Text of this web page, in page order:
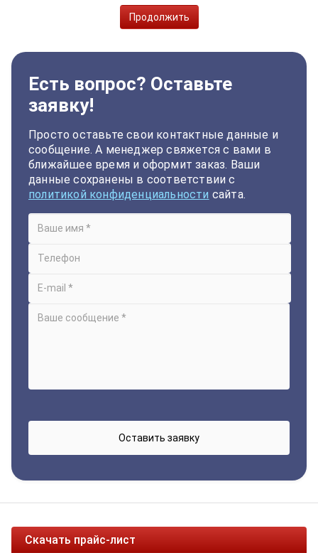
Продолжить
Есть вопрос? Оставьте
заявку!
Просто оставьте свои контактные данные и
сообщение. А менеджер свяжется с вами в
ближайшее время и оформит заказ. Ваши
данные сохранены в соответствии с
политикой конфиденциальности сайта.
Скачать прайс-лист